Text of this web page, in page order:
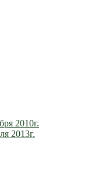
2010г.
2013г.